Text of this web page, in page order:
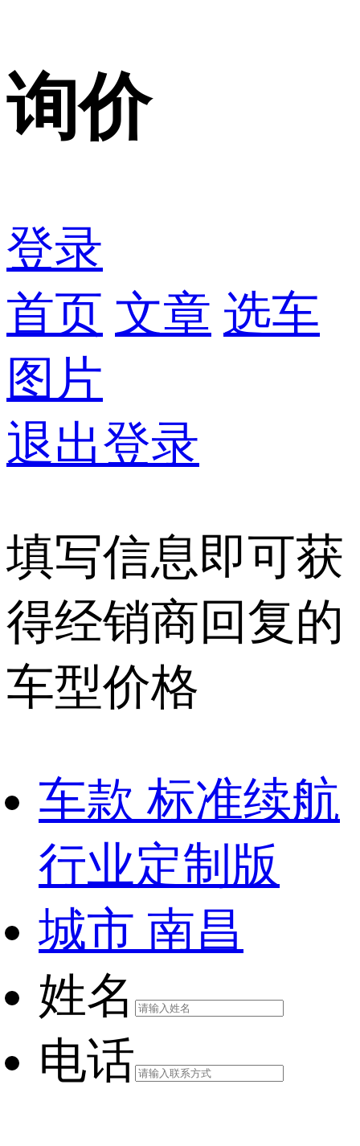
询价
登录
首页 文章 选车
图片
退出登录
填写信息即可获
得经销商回复的
车型价格
车款 标准续航
行业定制版
城市 南昌
姓名
电话